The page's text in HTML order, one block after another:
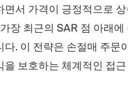
면서 가격이 긍정적으로
장 최근의 SAR 점 아래
다. 이 전략은 손절매 주
을 보호하는 체계적인 접